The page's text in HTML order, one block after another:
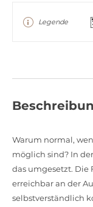
Legende
Warum normal,
möglich sind? In
das umgesetzt.
erreichbar an der
selbstverständlich